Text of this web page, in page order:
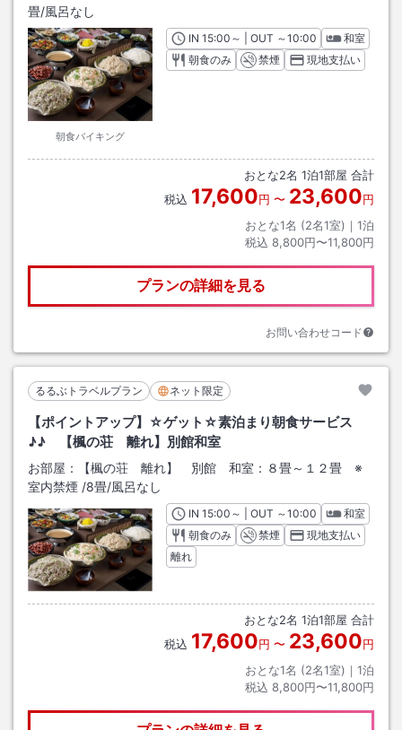
畳/風呂なし
朝食バイキング
INチェックイン
15:00 ～ | OUT チェックアウト
～10:00
和室
朝食のみ
禁煙 現地支払い
おとな2名 1泊1部屋 合計
税込 17,600円 〜 23,600円
おとな1名 (2名1室)｜ 1泊
税込 8,800円〜11,800円
プランの詳細を見る
お問い合わせコード
るるぶトラベルプラン ネット限定
【ポイントアップ】☆ゲット☆素泊まり朝食サービス
♪♪ 【楓の荘 離れ】別館和室
お部屋：
【楓の荘 離れ】 別館 和室：８畳～１２畳 ※
室内禁煙 /8畳/風呂なし
INチェックイン
15:00 ～ | OUT チェックアウト
～10:00
和室
朝食のみ
禁煙
現地支払い
離れ
おとな2名 1泊1部屋 合計
税込 17,600円 〜 23,600円
おとな1名 (2名1室)｜ 1泊
税込 8,800円〜11,800円